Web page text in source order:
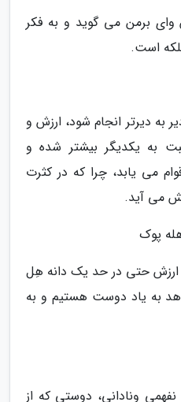
برمن می گوید و به فکر
است.
به دیرتر انجام شود، ارزش و
به یکدیگر بیشتر شده و
می یابد، چرا که در کثرت
می آید.
پوک
حتی در حد یک دانه هِل
به یاد دوست هستیم و به
ونادانی، دوستی که از